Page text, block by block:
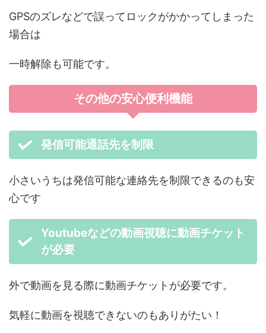
GPSのズレなどで誤ってロックがかかってしまった
場合は
一時解除も可能です。
その他の安心便利機能
発信可能通話先を制限
小さいうちは発信可能な連絡先を制限できるのも安
心です
Youtubeなどの動画視聴に動画チケット
が必要
外で動画を見る際に動画チケットが必要です。
気軽に動画を視聴できないのもありがたい！